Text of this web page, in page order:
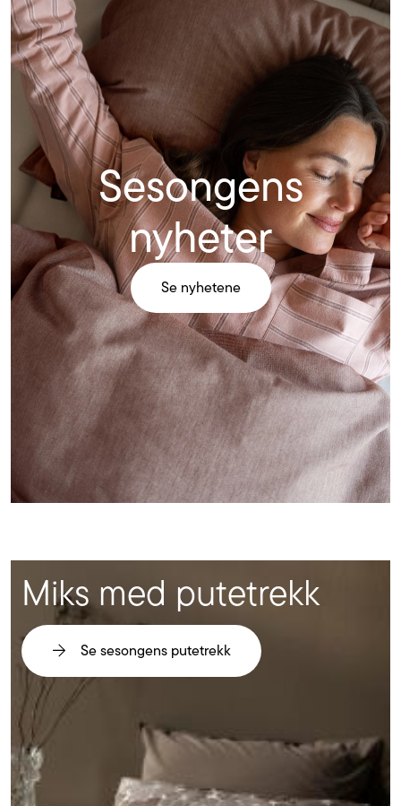
Sesongens
nyheter
Se nyhetene
Miks med putetrekk
Se sesongens putetrekk